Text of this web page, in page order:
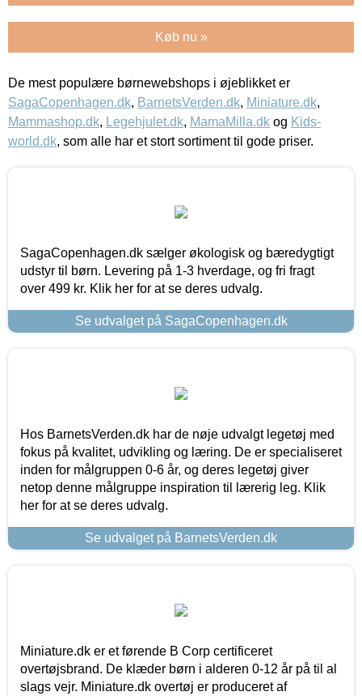
Køb nu »
De mest populære børnewebshops i øjeblikket er
SagaCopenhagen.dk, BarnetsVerden.dk, Miniature.dk,
Mammashop.dk, Legehjulet.dk, MamaMilla.dk og Kids-
world.dk, som alle har et stort sortiment til gode priser.
SagaCopenhagen.dk sælger økologisk og bæredygtigt
udstyr til børn. Levering på 1-3 hverdage, og fri fragt
over 499 kr. Klik her for at se deres udvalg.
Se udvalget på SagaCopenhagen.dk
Hos BarnetsVerden.dk har de nøje udvalgt legetøj med
fokus på kvalitet, udvikling og læring. De er specialiseret
inden for målgruppen 0-6 år, og deres legetøj giver
netop denne målgruppe inspiration til lærerig leg. Klik
her for at se deres udvalg.
Se udvalget på BarnetsVerden.dk
Miniature.dk er et førende B Corp certificeret
overtøjsbrand. De klæder børn i alderen 0-12 år på til al
slags vejr. Miniature.dk overtøj er produceret af